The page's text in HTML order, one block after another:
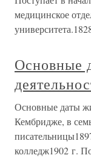
медицинское
Основные
Основные даты
Кембридже, в
колледж1902 г.